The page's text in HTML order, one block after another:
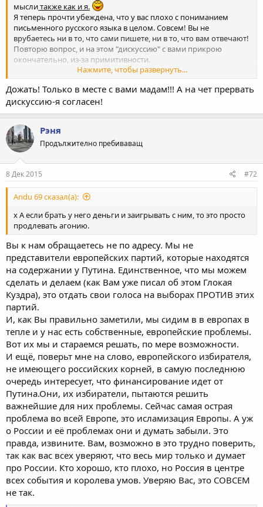
мыслитакже как и я.
Я теперь прочти убеждена, что у вас плохо с пониманием
письменного русского языка в целом. Совсем! Вы не
врубаетесь ни в то, что сами пишете, ни в то, что вам отвечают!
Повторю вопрос, и на этом "дискуссию" с вами прикрою
окончательно, из-за примитивности.
зачем вы сообщаете о своих сильных желаниях на этом
форуме?
Нажмите, чтобы развернуть...
Дожать! Только в месте с вами мадам!!! А на чет прервать
дискуссию-я согласен!
Рэня
Продължително пребиваващ
8 Дек 2015 #72
Andu 69 сказал(а):
х А если брать у него деньги и заигрывать с ним, то это просто
продлевать агонию.
Вы к нам обращаетесь не по адресу. Мы не
представители европейских партий, которые находятся
на содержании у Путина. Единственное, что мы можем
сделать и делаем (как Вам уже писал об этом Глокая
Куздра), это отдать свои голоса на выборах ПРОТИВ этих
партий.
И, как Вы правильно заметили, мы сидим в в европах в
тепле и у нас есть собственные, европейские проблемы.
Вот их мы и стараемся решать, по мере возможности.
И ещё, поверьт мне на слово, европейского избирателя,
не имеющего российских корней, в самую последнюю
очередь интересует, что финансирование идет от
Путина.Они, их избиратели, пытаются решить
важнейшие для них проблемы. Сейчас самая острая
проблема во всей Европе, это исламизация Европы. А уж
о России и её проблемах они и думать забыли. Это
правда, извините. Вам, возможно в это трудно поверить,
так как вас всех уверяют, что весь мир только и думает
про России. Кто хорошо, кто плохо, но Россия в центре
всех события и королева умов. Уверяю Вас, это СОВСЕМ
не так.